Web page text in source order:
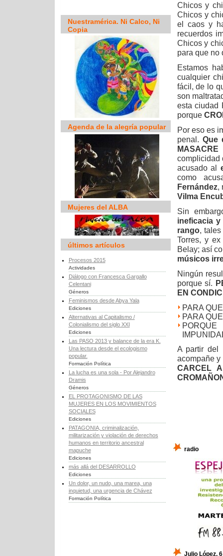
Nuestramérica. Ni Calco, Ni
Copia
Agenda de la alegría popular
Mujeres del ALBA
últimos artículos
Procesos 2015
Actividades
Diálogo con Francesca Gargallo
Celentani
Géneros
Feminismos desde Abya Yala
Ediciones
Alternativas al Capitalismo /
Colonialismo del siglo XXI
Ediciones
Las PASO 2013 y balance de la era K.
Una lectura desde el ecologismo
popular.
Formación Política
La lucha es una sola - Por Alejandro
Dramis
Géneros
EL PROTAGONISMO DE LAS
MUJERES EN LOS MOVIMIENTOS
SOCIALES
Ediciones
PATAGONIA, criminalización,
militarización y violación de derechos
humanos en territorio ancestral
mapuche
Ediciones
más allá del DESARROLLO
Ediciones
Un dolor, un nudo, una marea, una
inquietud, una urgencia de Chávez
Formación Política
Chicos y
Chicos y
el caos y
recuerdos
Chicos y
para que no
Estamos
cualquier
fácil, de lo
son
esta ciudad
porque
Por eso es
penal. Que
MASACRE
acusado al
como
Fernández,
Vilma
Sin
ineficacia
rango, tales
Torres, y
Belay; así
músicos
Ningún
porque sí.
EN
PARA
PARA
A partir del
acompañe
CARCEL
radio
Julio López,